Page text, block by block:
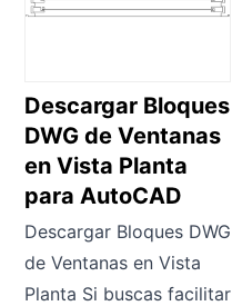
Descargar Bloques
DWG de Ventanas
en Vista Planta
para AutoCAD
Descargar Bloques DWG
de Ventanas en Vista
Planta Si buscas facilitar